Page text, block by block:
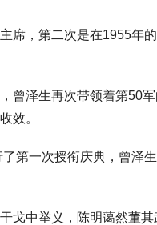
席，第二次是在1955年
曾泽生再次带领着第50
效。
第一次授衔庆典，曾泽
戈中举义，陈明蔼然董其